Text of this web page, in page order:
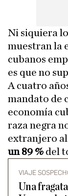
Ni siquiera
muestran la
cubanos
es que no
A cuatro
mandato de
economía
raza negra
extranjero
un 89 % del
VIAJE
Una